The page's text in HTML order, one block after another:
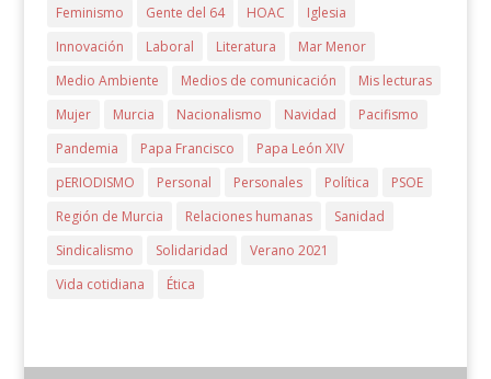
Feminismo
Gente del 64 HOAC
Iglesia
Innovación
Laboral Literatura
Mar Menor
Medio Ambiente
Medios de comunicación
Mis lecturas
Mujer
Murcia Nacionalismo Navidad
Pacifismo
Pandemia
Papa Francisco
Papa León XIV
pERIODISMO
Personal Personales Política
PSOE
Región de Murcia
Relaciones humanas
Sanidad
Sindicalismo
Solidaridad
Verano 2021
Vida cotidiana
Ética